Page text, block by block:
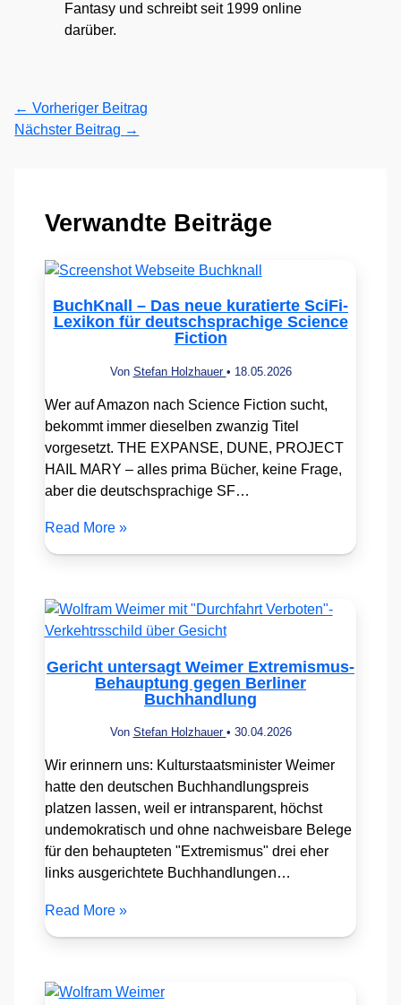
Fantasy und schreibt seit 1999 online
darüber.
← Vorheriger Beitrag
Nächster Beitrag →
Verwandte Beiträge
BuchKnall – Das neue kuratierte SciFi-
Lexikon für deutschsprachige Science
Fiction
Von Stefan Holzhauer • 18.05.2026
Wer auf Amazon nach Science Fiction sucht,
bekommt immer dieselben zwanzig Titel
vorgesetzt. THE EXPANSE, DUNE, PROJECT
HAIL MARY – alles prima Bücher, keine Frage,
aber die deutschsprachige SF…
Read More »
Gericht untersagt Weimer Extremismus-
Behauptung gegen Berliner
Buchhandlung
Von Stefan Holzhauer • 30.04.2026
Wir erinnern uns: Kulturstaatsminister Weimer
hatte den deutschen Buchhandlungspreis
platzen lassen, weil er intransparent, höchst
undemokratisch und ohne nachweisbare Belege
für den behaupteten "Extremismus" drei eher
links ausgerichtete Buchhandlungen…
Read More »